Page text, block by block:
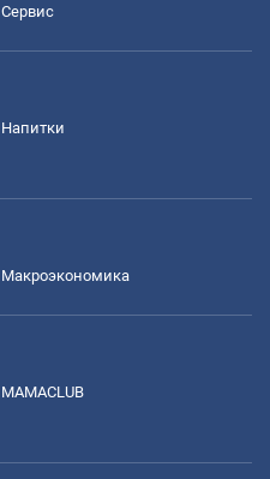
Сервис
Напитки
Mакроэкономика
MAMACLUB